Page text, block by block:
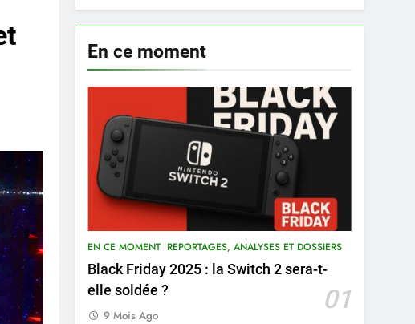
En ce moment
EN CE MOMENT REPORTAGES, ANALYSES ET DOSSIERS
Black Friday 2025 : la Switch 2 sera-t-
elle soldée ?
01
9 Mois Ago